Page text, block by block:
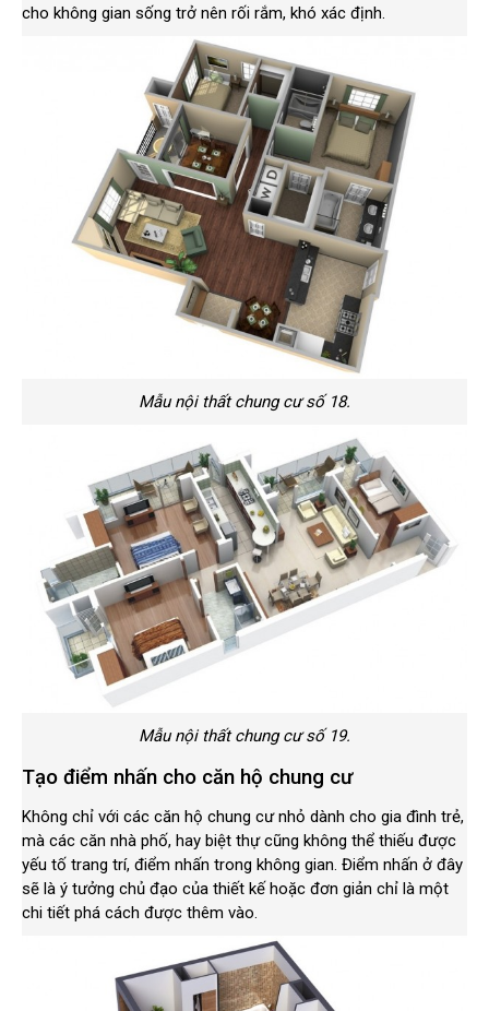
cho không gian sống trở nên rối rắm, khó xác định.
Mẫu nội thất chung cư số 18.
Mẫu nội thất chung cư số 19.
Tạo điểm nhấn cho căn hộ chung cư
Không chỉ với các căn hộ chung cư nhỏ dành cho gia đình trẻ,
mà các căn nhà phố, hay biệt thự cũng không thể thiếu được
yếu tố trang trí, điểm nhấn trong không gian. Điểm nhấn ở đây
sẽ là ý tưởng chủ đạo của thiết kế hoặc đơn giản chỉ là một
chi tiết phá cách được thêm vào.